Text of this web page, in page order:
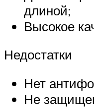
длиной;
Высокое
Недостатки
Нет
Не